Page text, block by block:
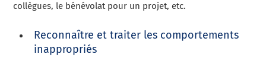
collègues, le bénévolat pour un projet, etc.
Reconnaître et traiter les comportements
inappropriés